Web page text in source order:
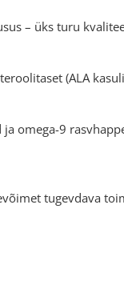
– üks turu
(ALA
ja omega-9
tugevdava